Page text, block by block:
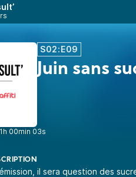
S02:E09
Juin sans
1h 00min 03s
il sera question des